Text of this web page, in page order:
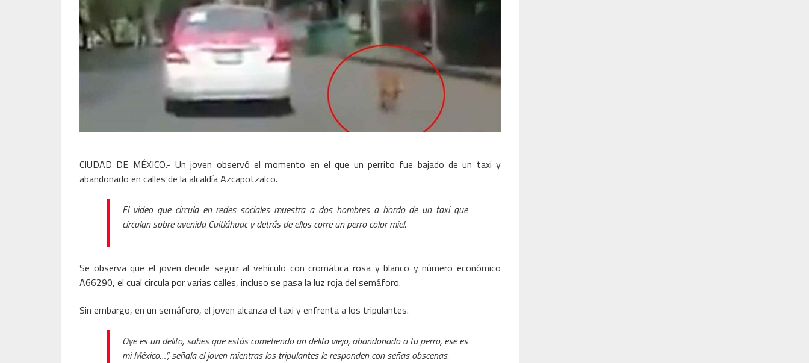
CIUDAD DE MÉXICO.- Un joven observó el momento en el que un perrito fue bajado de un taxi y
abandonado en calles de la alcaldía Azcapotzalco.
El video que circula en redes sociales muestra a dos hombres a bordo de un taxi que
circulan sobre avenida Cuitláhuac y detrás de ellos corre un perro color miel.
Se observa que el joven decide seguir al vehículo con cromática rosa y blanco y número económico
A66290, el cual circula por varias calles, incluso se pasa la luz roja del semáforo.
Sin embargo, en un semáforo, el joven alcanza el taxi y enfrenta a los tripulantes.
Oye es un delito, sabes que estás cometiendo un delito viejo, abandonado a tu perro, ese es
mi México…”, señala el joven mientras los tripulantes le responden con señas obscenas.